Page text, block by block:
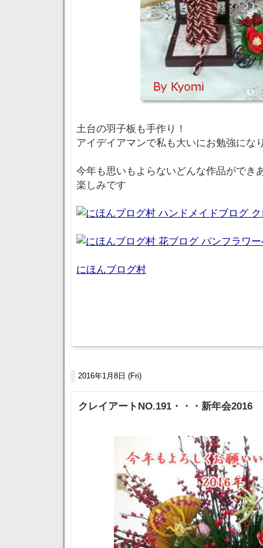
土台の羽子板も手作り！
アイデイアマンで私も大いにお勉強にな
今年も思いもよらないどんな作品ができ
楽しみです
にほんブログ村
2016年1月8日 (Fri)
クレイアートNO.191・・・新年会2016